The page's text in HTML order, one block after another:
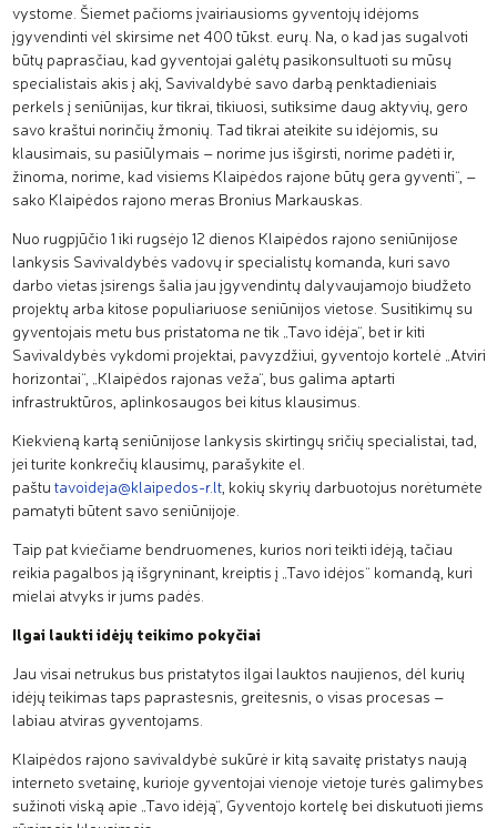
vystome. Šiemet pačioms įvairiausioms gyventojų idėjoms
įgyvendinti vėl skirsime net 400 tūkst. eurų. Na, o kad jas sugalvoti
būtų paprasčiau, kad gyventojai galėtų pasikonsultuoti su mūsų
specialistais akis į akį, Savivaldybė savo darbą penktadieniais
perkels į seniūnijas, kur tikrai, tikiuosi, sutiksime daug aktyvių, gero
savo kraštui norinčių žmonių. Tad tikrai ateikite su idėjomis, su
klausimais, su pasiūlymais – norime jus išgirsti, norime padėti ir,
žinoma, norime, kad visiems Klaipėdos rajone būtų gera gyventi“, –
sako Klaipėdos rajono meras Bronius Markauskas.
Nuo rugpjūčio 1 iki rugsėjo 12 dienos Klaipėdos rajono seniūnijose
lankysis Savivaldybės vadovų ir specialistų komanda, kuri savo
darbo vietas įsirengs šalia jau įgyvendintų dalyvaujamojo biudžeto
projektų arba kitose populiariuose seniūnijos vietose. Susitikimų su
gyventojais metu bus pristatoma ne tik „Tavo idėja“, bet ir kiti
Savivaldybės vykdomi projektai, pavyzdžiui, gyventojo kortelė „Atviri
horizontai“, „Klaipėdos rajonas veža“, bus galima aptarti
infrastruktūros, aplinkosaugos bei kitus klausimus.
Kiekvieną kartą seniūnijose lankysis skirtingų sričių specialistai, tad,
jei turite konkrečių klausimų, parašykite el.
paštu tavoideja@klaipedos-r.lt, kokių skyrių darbuotojus norėtumėte
pamatyti būtent savo seniūnijoje.
Taip pat kviečiame bendruomenes, kurios nori teikti idėją, tačiau
reikia pagalbos ją išgryninant, kreiptis į „Tavo idėjos“ komandą, kuri
mielai atvyks ir jums padės.
Ilgai laukti idėjų teikimo pokyčiai
Jau visai netrukus bus pristatytos ilgai lauktos naujienos, dėl kurių
idėjų teikimas taps paprastesnis, greitesnis, o visas procesas –
labiau atviras gyventojams.
Klaipėdos rajono savivaldybė sukūrė ir kitą savaitę pristatys naują
interneto svetainę, kurioje gyventojai vienoje vietoje turės galimybes
sužinoti viską apie „Tavo idėją“, Gyventojo kortelę bei diskutuoti jiems